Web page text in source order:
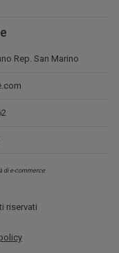
Rep. San Marino
di e-commerce
riservati